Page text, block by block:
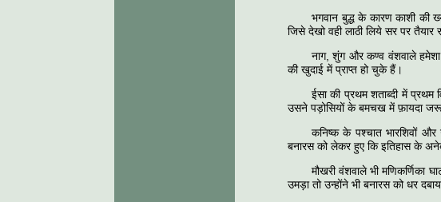
भगवान बुद्ध के कारण काशी की
जिसे देखो वही लाठी लिये सर पर तैयार
नाग, शुंग और कण्व वंशवाले हमेशा
की खुदाई में प्राप्त हो चुके हैं।
ईसा की प्रथम शताब्दी में
उसने पड़ोसियों के बमचख में फ़ायदा
कनिष्क के पश्चात भारशिवों और
बनारस को लेकर हुए कि इतिहास के
मौखरी वंशवाले भी मणिकर्णिका
उमड़ा तो उन्होंने भी बनारस को धर